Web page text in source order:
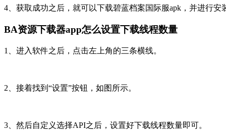
4、获取成功之后，就可以下载碧蓝档案国际服apk，并进行安
BA资源下载器app怎么设置下载线程数量
1、进入软件之后，点击左上角的三条横线。
2、接着找到“设置”按钮，如图所示。
3、然后自定义选择API之后，设置好下载线程数量即可。